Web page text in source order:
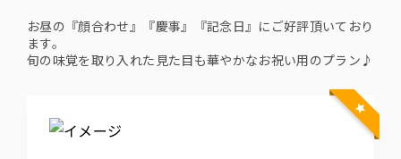
お昼の『顔合わせ』『慶事』『記念日』にご好評頂いており
ます。
旬の味覚を取り入れた見た目も華やかなお祝い用のプラン♪